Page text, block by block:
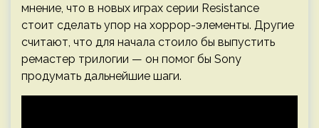
мнение, что в новых играх серии Resistance
стоит сделать упор на хоррор-элементы. Другие
считают, что для начала стоило бы выпустить
ремастер трилогии — он помог бы Sony
продумать дальнейшие шаги.